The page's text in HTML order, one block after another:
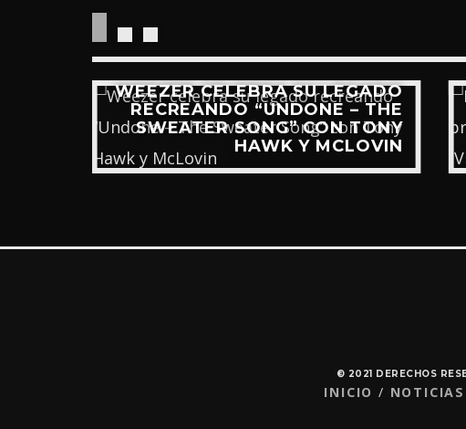
WEEZER CELEBRA SU LEGADO
RECREANDO “UNDONE – THE
SWEATER SONG” CON TONY
HAWK Y MCLOVIN
© 2021 DERECHOS
INICIO NOTICIAS